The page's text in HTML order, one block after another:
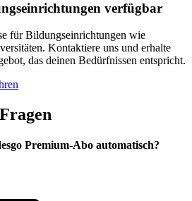
verfügbar
für Bildungseinrichtungen wie
Kontaktiere uns und erhalte
das deinen Bedürfnissen entspricht.
Premium-Abo automatisch?